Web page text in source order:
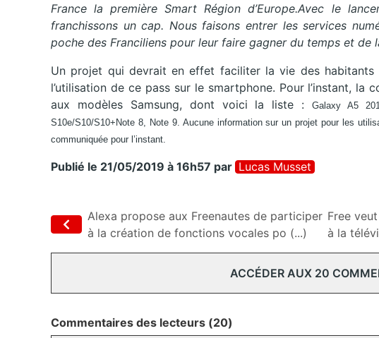
France la première Smart Région d’Europe.Avec le
franchissons un cap. Nous faisons entrer les services
poche des Franciliens pour leur faire gagner du temps et de
Un projet qui devrait en effet faciliter la vie des
l’utilisation de ce pass sur le smartphone. Pour l’instant, la
aux modèles Samsung, dont voici la liste :Galaxy A5
S10e/S10/S10+ Note 8, Note 9. Aucune information sur un projet pour les
communiquée pour l’instant.
Publié le 21/05/2019 à 16h57 par Lucas Musset
Alexa propose aux Freenautes de participer
à la création de fonctions vocales po (...)
Free
à la
ACCÉDER AUX 20
Commentaires des lecteurs (20)